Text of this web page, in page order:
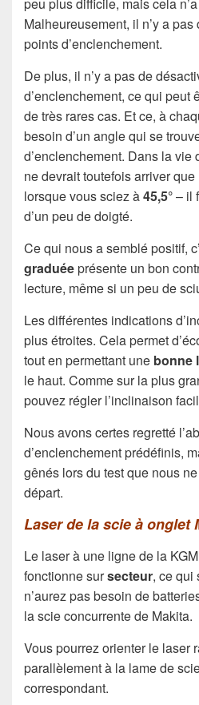
Malheureusement, il n’y a
points d’enclenchement.
De plus, il n’y a pas de
d’enclenchement, ce qui peut
de très rares cas. Et ce, à
besoin d’un angle qui se
d’enclenchement. Dans la vie
ne devrait toutefois arriver
lorsque vous sciez à45,5°– il
d’un peu de doigté.
Ce qui nous a semblé positif,
graduéeprésente un bon
lecture, même si un peu de
Les différentes indications
plus étroites. Cela permet
tout en permettant une bonne
le haut. Comme sur la plus
pouvez régler l’inclinaison
Nous avons certes regretté
d’enclenchement prédéfinis,
gênés lors du test que nous
départ.
Laser de la scie à onglet
Le laser à une ligne de la
fonctionne sursecteur, ce qui
n’aurez pas besoin de
la scie concurrente de Makita.
Vous pourrez orienter le laser
parallèlement à la lame de
correspondant.